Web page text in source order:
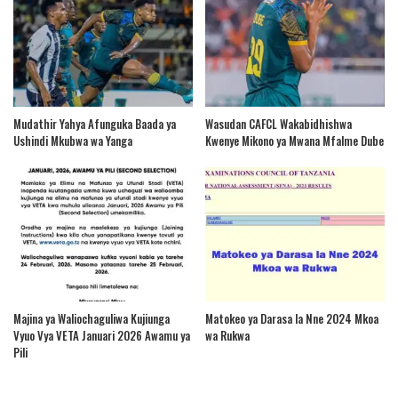
Mudathir Yahya Afunguka Baada ya
Ushindi Mkubwa wa Yanga
Wasudan CAFCL Wakabidhishwa
Kwenye Mikono ya Mwana Mfalme Dube
Majina ya Waliochaguliwa Kujiunga
Vyuo Vya VETA Januari 2026 Awamu ya
Pili
Matokeo ya Darasa la Nne 2024 Mkoa
wa Rukwa